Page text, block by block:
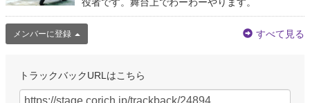
役者です。舞台上でわーわーやります。
メンバーに登録 すべて見る
トラックバックURLはこちら